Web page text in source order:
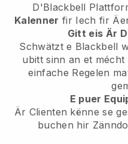
D'Blackbell
Kalenner fir Iech fir
Gitt eis Är
Schwätzt e Blackbell
ubitt sinn an et
einfache Regelen
E puer
Är Clienten kënne se
buchen hir